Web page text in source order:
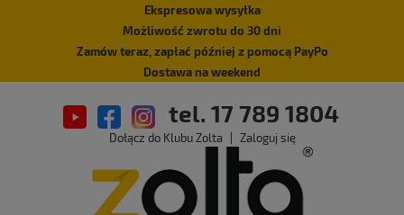
Ekspresowa wysyłka
Możliwość zwrotu do 30 dni
Zamów teraz, zapłać później z pomocą PayPo
Dostawa na weekend
tel. 17 789 1804
Dołącz do Klubu Zolta Zaloguj się